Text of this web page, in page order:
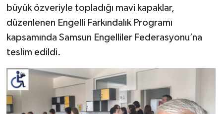
büyük özveriyle topladığı mavi kapaklar,
düzenlenen Engelli Farkındalık Programı
kapsamında Samsun Engelliler Federasyonu’na
teslim edildi.